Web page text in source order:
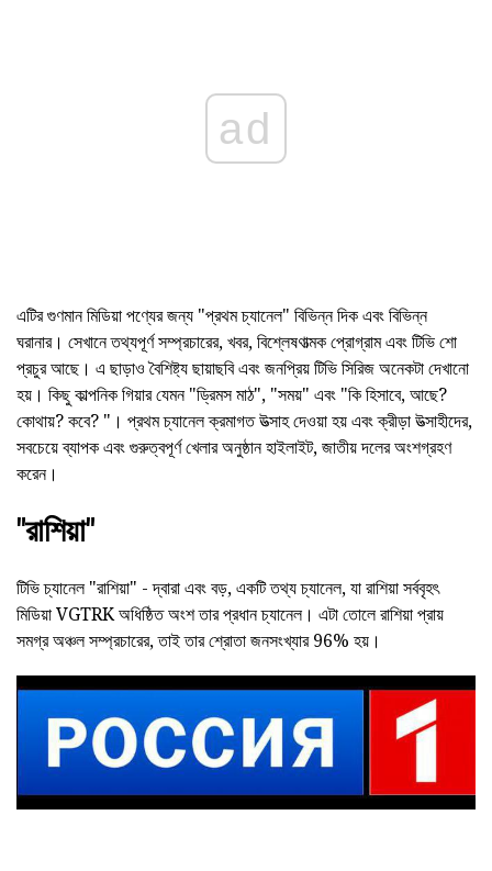
ad
এটির গুণমান মিডিয়া পণ্যের জন্য "প্রথম চ্যানেল" বিভিন্ন দিক এবং বিভিন্ন
ঘরানার। সেখানে তথ্যপূর্ণ সম্প্রচারের, খবর, বিশ্লেষণাত্মক প্রোগ্রাম এবং টিভি শো
প্রচুর আছে। এ ছাড়াও বৈশিষ্ট্য ছায়াছবি এবং জনপ্রিয় টিভি সিরিজ অনেকটা দেখানো
হয়। কিছু কাল্পনিক গিয়ার যেমন "ড্রিমস মাঠ", "সময়" এবং "কি হিসাবে, আছে?
কোথায়? কবে? "। প্রথম চ্যানেল ক্রমাগত উত্সাহ দেওয়া হয় এবং ক্রীড়া উত্সাহীদের,
সবচেয়ে ব্যাপক এবং গুরুত্বপূর্ণ খেলার অনুষ্ঠান হাইলাইট, জাতীয় দলের অংশগ্রহণ
করেন।
"রাশিয়া"
টিভি চ্যানেল "রাশিয়া" - দ্বারা এবং বড়, একটি তথ্য চ্যানেল, যা রাশিয়া সর্ববৃহৎ
মিডিয়া VGTRK অধিষ্ঠিত অংশ তার প্রধান চ্যানেল। এটা তোলে রাশিয়া প্রায়
সমগ্র অঞ্চল সম্প্রচারের, তাই তার শ্রোতা জনসংখ্যার 96% হয়।